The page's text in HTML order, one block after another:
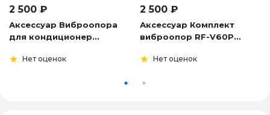
2 500 ₽
Аксессуар Виброопора
для кондиционер...
Нет оценок
2 500 ₽
Аксессуар Комплект
виброопор RF-V60P...
Нет оценок